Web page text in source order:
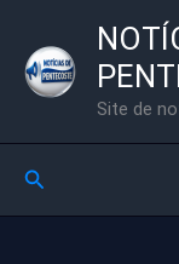
para
Site de
Pesquisar